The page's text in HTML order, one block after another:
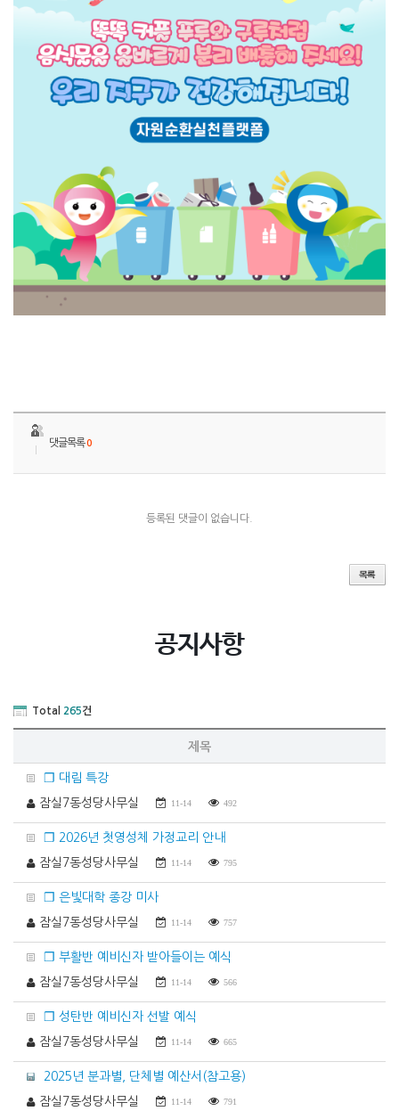
댓글목록0
등록된 댓글이 없습니다.
공지사항
Total 265건
제목
❐ 대림 특강
잠실7동성당사무실
11-14 492
❐ 2026년 첫영성체 가정교리 안내
잠실7동성당사무실
11-14 795
❐ 은빛대학 종강 미사
잠실7동성당사무실
11-14 757
❐ 부활반 예비신자 받아들이는 예식
잠실7동성당사무실
11-14 566
❐ 성탄반 예비신자 선발 예식
잠실7동성당사무실
11-14 665
2025년 분과별, 단체별 예산서(참고용)
잠실7동성당사무실
11-14 791